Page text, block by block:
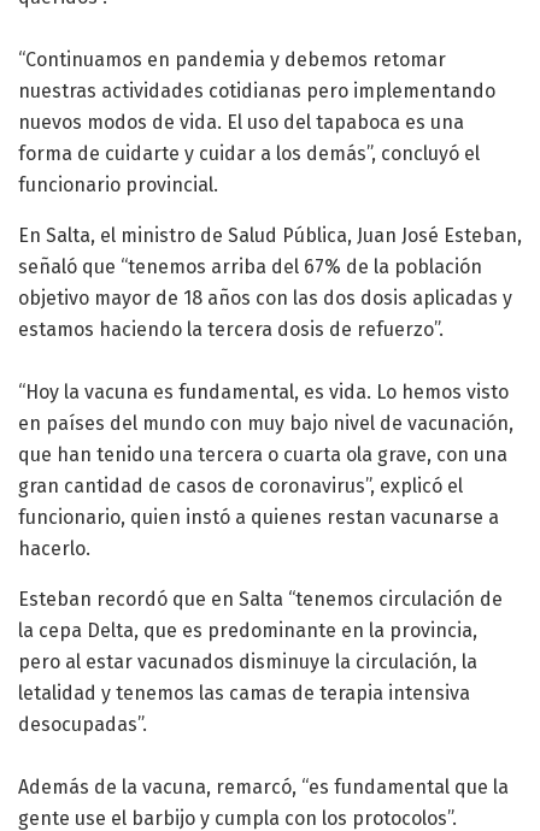
“Continuamos en pandemia y debemos retomar
nuestras actividades cotidianas pero implementando
nuevos modos de vida. El uso del tapaboca es una
forma de cuidarte y cuidar a los demás”, concluyó el
funcionario provincial.
En Salta, el ministro de Salud Pública, Juan José Esteban,
señaló que “tenemos arriba del 67% de la población
objetivo mayor de 18 años con las dos dosis aplicadas y
estamos haciendo la tercera dosis de refuerzo”.
“Hoy la vacuna es fundamental, es vida. Lo hemos visto
en países del mundo con muy bajo nivel de vacunación,
que han tenido una tercera o cuarta ola grave, con una
gran cantidad de casos de coronavirus”, explicó el
funcionario, quien instó a quienes restan vacunarse a
hacerlo.
Esteban recordó que en Salta “tenemos circulación de
la cepa Delta, que es predominante en la provincia,
pero al estar vacunados disminuye la circulación, la
letalidad y tenemos las camas de terapia intensiva
desocupadas”.
Además de la vacuna, remarcó, “es fundamental que la
gente use el barbijo y cumpla con los protocolos”.